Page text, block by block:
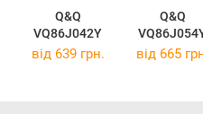
Q&Q
VQ86J042Y
Q&Q
від 639 грн. від 665